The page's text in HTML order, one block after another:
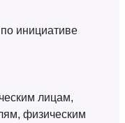
инициативе
лицам,
физическим